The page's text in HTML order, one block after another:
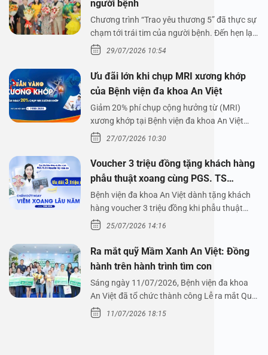
người bệnh
Chương trình “Trao yêu thương 5” đã thực sự
chạm tới trái tim của người bệnh. Đến hẹn lại
lên,…29/07/2026 10:54
Ưu đãi lớn khi chụp MRI xương khớp
của Bệnh viện đa khoa An Việt
Giảm 20% phí chụp cộng hưởng từ (MRI)
xương khớp tại Bệnh viện đa khoa An Việt
Bệnh viện đa…
27/07/2026 10:30
Voucher 3 triệu đồng tặng khách hàng
phẫu thuật xoang cùng PGS. TS
Nguyễn Thị Hoài An
Bệnh viện đa khoa An Việt dành tặng khách
hàng voucher 3 triệu đồng khi phẫu thuật
xoang cùng PGS.…
25/07/2026 14:16
Ra mắt quỹ Mầm Xanh An Việt: Đồng
hành trên hành trình tìm con
Sáng ngày 11/07/2026, Bệnh viện đa khoa
An Việt đã tổ chức thành công Lễ ra mắt Quỹ
Mầm Xanh…
11/07/2026 18:15